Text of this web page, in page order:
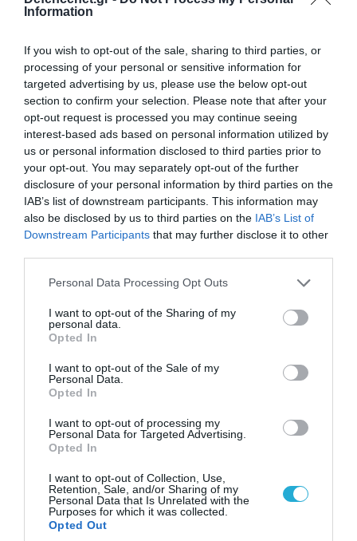
Information
If you wish to opt-out of the sale, sharing to third parties, or
processing of your personal or sensitive information for
targeted advertising by us, please use the below opt-out
section to confirm your selection. Please note that after your
opt-out request is processed you may continue seeing
interest-based ads based on personal information utilized by
us or personal information disclosed to third parties prior to
your opt-out. You may separately opt-out of the further
disclosure of your personal information by third parties on the
IAB’s list of downstream participants. This information may
also be disclosed by us to third parties on the IAB’s List of
Downstream Participants that may further disclose it to other
Please note that this website/app uses one or more Google
not limited to your visit or usage behaviour. You may click to
grant or deny consent to Google and its third-party tags to
use your data for below specified purposes in below Google
consent section.
Personal Data Processing Opt Outs
I want to opt-out of the Sharing of my
personal data.
Opted In
I want to opt-out of the Sale of my
Personal Data.
Opted In
I want to opt-out of processing my
Personal Data for Targeted Advertising.
Opted In
I want to opt-out of Collection, Use,
Retention, Sale, and/or Sharing of my
Personal Data that Is Unrelated with the
Purposes for which it was collected.
Opted Out
06.08.2026 | 09:03
«Οι εντελώς αθώοι»: Η ανάρτηση του Αρκά για
τα ζώα που χάθηκαν στις πυρκαγιές της
Αττικής (φωτο)
04.08.2026 | 15:02
Αυτή την ώρα το τελευταίο «αντίο» στον πρώην
υπουργό Ι.Βαρβιτσιώτη (φωτο)